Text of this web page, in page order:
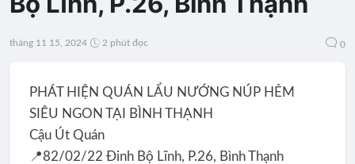
tháng 11 15, 2024 2 phút đọc 0
PHÁT HIỆN QUÁN LẨU NƯỚNG NÚP HẺM
SIÊU NGON TẠI BÌNH THẠNH
Cậu Út Quán
📍82/02/22 Đinh Bộ Lĩnh, P.26, Bình Thạnh